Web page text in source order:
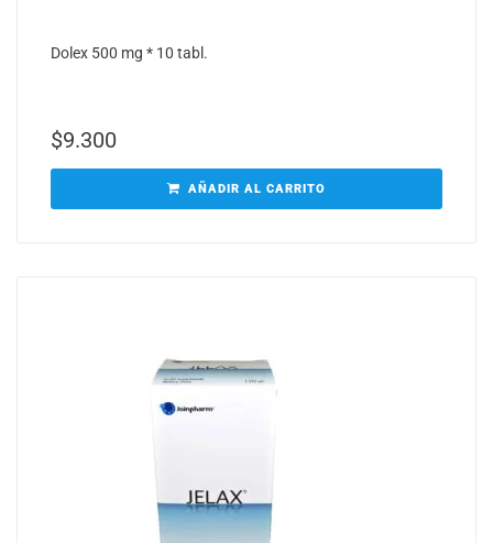
Dolex 500 mg * 10 tabl.
$9.300
AÑADIR AL CARRITO